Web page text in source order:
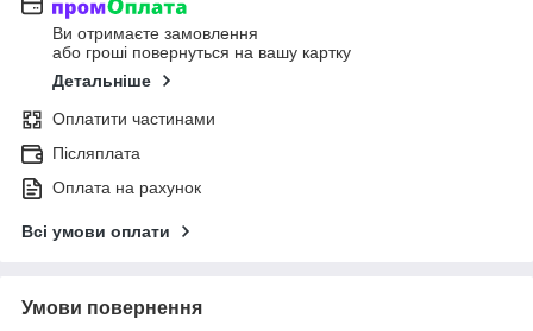
Ви отримаєте замовлення
або гроші повернуться на вашу картку
Детальніше
Оплатити частинами
Післяплата
Оплата на рахунок
Всі умови оплати
Умови повернення